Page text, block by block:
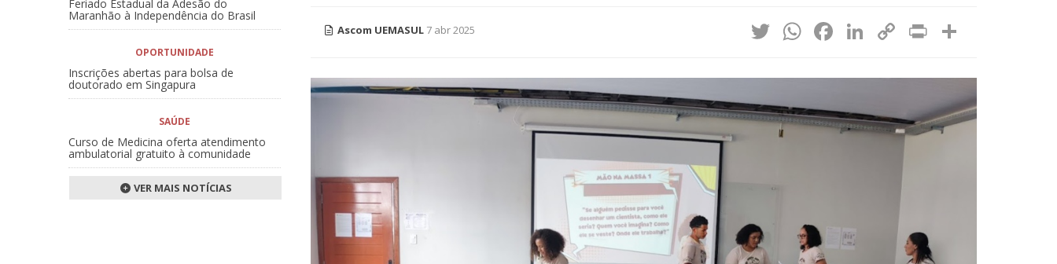
Feriado Estadual da Adesão do
Maranhão à Independência do Brasil
OPORTUNIDADE
Inscrições abertas para bolsa de
doutorado em Singapura
SAÚDE
Curso de Medicina oferta atendimento
ambulatorial gratuito à comunidade
VER MAIS NOTÍCIAS
Ascom UEMASUL 7 abr 2025 Twitter
WhatsApp
Facebook
LinkedIn
CopyPrint